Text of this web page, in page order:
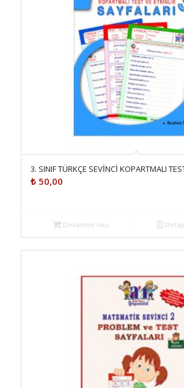
3. SINIF TÜRKÇE SEVİNCİ KOPARTMALI
₺50,00
Devamını oku